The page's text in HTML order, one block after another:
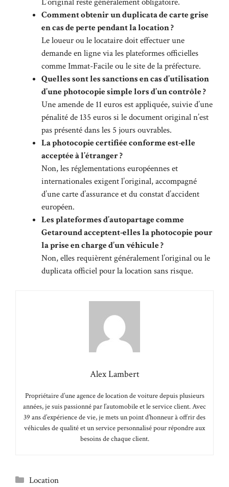
Comment obtenir un duplicata de carte grise
en cas de perte pendant la location ?
Le loueur ou le locataire doit effectuer une
demande en ligne via les plateformes officielles
comme Immat-Facile ou le site de la préfecture.
Quelles sont les sanctions en cas d’utilisation
d’une photocopie simple lors d’un contrôle ?
Une amende de 11 euros est appliquée, suivie d’une
pénalité de 135 euros si le document original n’est
pas présenté dans les 5 jours ouvrables.
La photocopie certifiée conforme est-elle
acceptée à l’étranger ?
Non, les réglementations européennes et
internationales exigent l’original, accompagné
d’une carte d’assurance et du constat d’accident
européen.
Les plateformes d’autopartage comme
Getaround acceptent-elles la photocopie pour
la prise en charge d’un véhicule ?
Non, elles requièrent généralement l’original ou le
duplicata officiel pour la location sans risque.
Alex Lambert
Propriétaire d’une agence de location de voiture depuis plusieurs
années, je suis passionné par l’automobile et le service client. Avec
39 ans d’expérience de vie, je mets un point d’honneur à offrir des
véhicules de qualité et un service personnalisé pour répondre aux
besoins de chaque client.
Catégories
Location